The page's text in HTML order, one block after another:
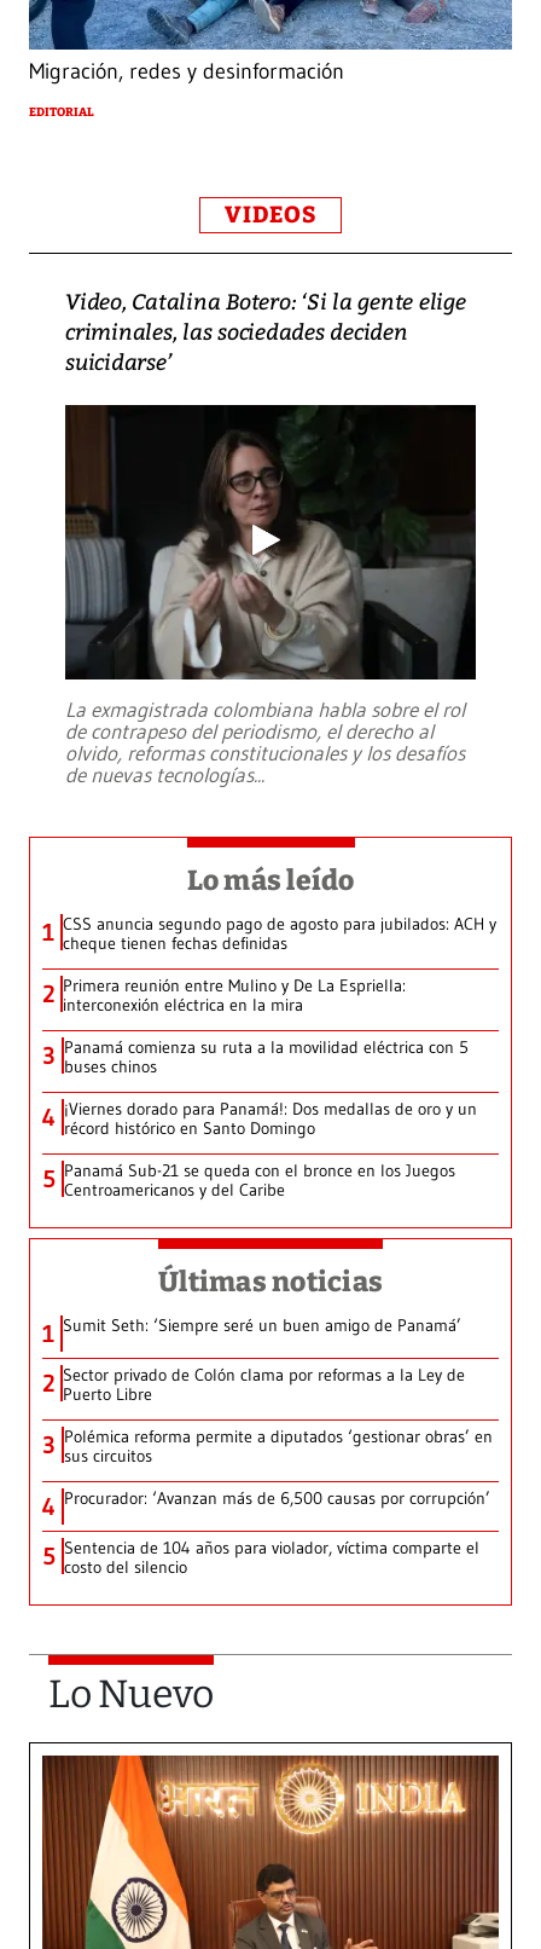
Migración, redes y desinformación
EDITORIAL
VIDEOS
Video, Catalina Botero: ‘Si la gente elige
criminales, las sociedades deciden
suicidarse’
La exmagistrada colombiana habla sobre el rol
de contrapeso del periodismo, el derecho al
olvido, reformas constitucionales y los desafíos
de nuevas tecnologías...
Lo más leído
1 CSS anuncia segundo pago de agosto para jubilados: ACH y
cheque tienen fechas definidas
2 Primera reunión entre Mulino y De La Espriella:
interconexión eléctrica en la mira
3 Panamá comienza su ruta a la movilidad eléctrica con 5
buses chinos
4 ¡Viernes dorado para Panamá!: Dos medallas de oro y un
récord histórico en Santo Domingo
5 Panamá Sub-21 se queda con el bronce en los Juegos
Centroamericanos y del Caribe
Últimas noticias
1 Sumit Seth: ‘Siempre seré un buen amigo de Panamá’
2 Sector privado de Colón clama por reformas a la Ley de
Puerto Libre
3 Polémica reforma permite a diputados ‘gestionar obras’ en
sus circuitos
4 Procurador: ‘Avanzan más de 6,500 causas por corrupción’
5 Sentencia de 104 años para violador, víctima comparte el
costo del silencio
Lo Nuevo